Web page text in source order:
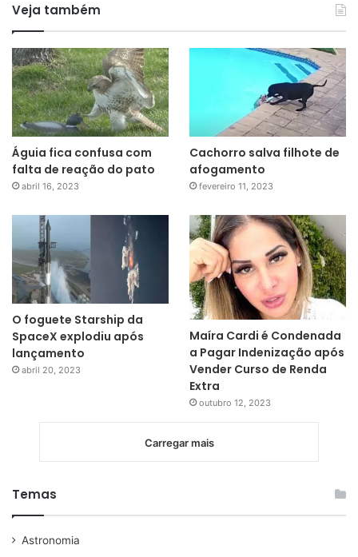
Veja também
Águia fica confusa com
falta de reação do pato
abril 16, 2023
Cachorro salva filhote de
afogamento
fevereiro 11, 2023
O foguete Starship da
SpaceX explodiu após
lançamento
abril 20, 2023
Maíra Cardi é Condenada
a Pagar Indenização após
Vender Curso de Renda
Extra
outubro 12, 2023
Carregar mais
Temas
Astronomia